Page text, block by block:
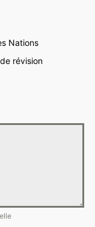
Nations
révision